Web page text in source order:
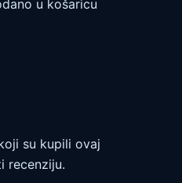
u košaricu
su kupili ovaj
recenziju.